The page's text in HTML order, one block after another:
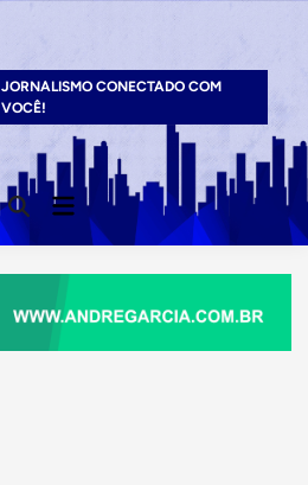
JORNALISMO CONECTADO COM
VOCÊ!
Open
Search
Main
Menu